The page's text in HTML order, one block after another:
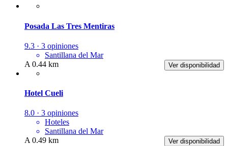
Posada Las Tres Mentiras
9.3 · 3 opiniones
Santillana del Mar
Ver disponibilidad
A 0.44 km
Hotel Cueli
8.0 · 3 opiniones
Hoteles
Santillana del Mar
Ver disponibilidad
A 0.49 km